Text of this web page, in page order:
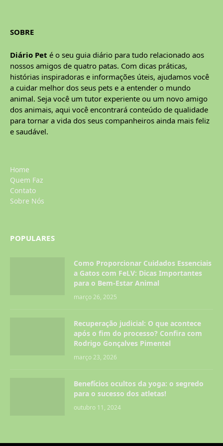
SOBRE
Diário Pet é o seu guia diário para tudo relacionado aos
nossos amigos de quatro patas. Com dicas práticas,
histórias inspiradoras e informações úteis, ajudamos você
a cuidar melhor dos seus pets e a entender o mundo
animal. Seja você um tutor experiente ou um novo amigo
dos animais, aqui você encontrará conteúdo de qualidade
para tornar a vida dos seus companheiros ainda mais feliz
e saudável.
Home
Quem Faz
Contato
Sobre Nós
POPULARES
Como Proporcionar Cuidados Essenciais
a Gatos com FeLV: Dicas Importantes
para o Bem-Estar Animal
março 26, 2025
Recuperação judicial: O que acontece
após o fim do processo? Confira com
Rodrigo Gonçalves Pimentel
março 23, 2026
Benefícios ocultos da yoga: o segredo
para o sucesso dos atletas!
outubro 11, 2024